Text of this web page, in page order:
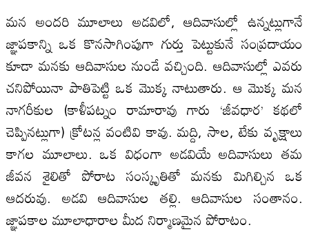
మన అందరి మూలాలు అడవిలో, ఆదివాసుల్లో ఉన్నట్లుగానే
జ్ఞాపకాన్ని ఒక కొనసాగింపుగా గుర్తు పెట్టుకునే సంప్రదాయం
కూడా మనకు ఆదివాసుల నుండే వచ్చింది. ఆదివాసుల్లో ఎవరు
చనిపోయినా పాతిపెట్టి ఒక మొక్క నాటుతారు. ఆ మొక్క మన
నాగరీకుల (కాళీపట్నం రామారావు గారు ‘జీవధార’ కథలో
చెప్పినట్లుగా) క్రోటన్ల వంటివి కావు. మద్ది, సాల, టేకు వృక్షాలు
కాగల మూలాలు. ఒక విధంగా అడవియే అదివాసులు తమ
జీవన శైలితో పోరాట సంస్కృతితో మనకు మిగిల్చిన ఒక
ఆదరువు. అడవి ఆదివాసుల తల్లి. ఆదివాసుల సంతానం.
జ్ఞాపకాల మూలాధారాల మీద నిర్మాణమైన పోరాటం.